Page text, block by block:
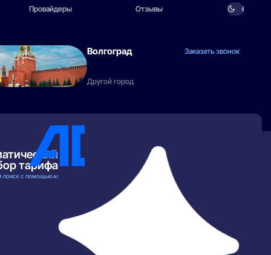
Провайдеры Отзывы
Волгоград Заказать звонок
Другой город
тарифа
ПОИСК С ПОМОЩЬЮ AI